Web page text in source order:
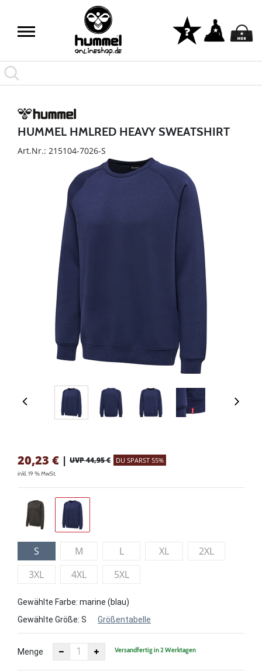
HUMMEL HMLRED HEAVY SWEATSHIRT
Art.Nr.: 215104-7026-S
20,23 € | UVP 44,95 € DU SPARST 55%
inkl. 19 % MwSt.
S M L XL
2XL
3XL
4XL 5XL
Gewählte Farbe: marine (blau)
Gewählte Größe: S Größentabelle
Menge Versandfertig in 2 Werktagen